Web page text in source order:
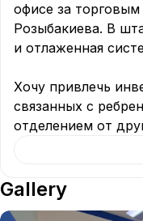
офисе за
Розыбакиева. В
и отлаженная
Хочу привлечь
связанных с
отделением от
Gallery